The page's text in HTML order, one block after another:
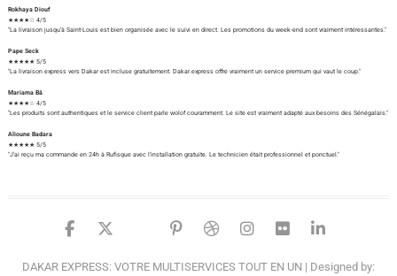
Rokhaya Diouf
★★★★☆ 4/5
"La livraison jusqu'à Saint-Louis est bien organisée avec le suivi en direct. Les promotions du week-end sont vraiment intéressantes."
Pape Seck
★★★★★ 5/5
"La livraison express vers Dakar est incluse gratuitement. Dakar.express offre vraiment un service premium qui vaut le coup."
Mariama Bâ
★★★★☆ 4/5
"Les produits sont authentiques et le service client parle wolof couramment. Le site est vraiment adapté aux besoins des Sénégalais."
Alioune Badara
★★★★★ 5/5
"J'ai reçu ma commande en 24h à Rufisque avec l'installation gratuite. Le technicien était professionnel et ponctuel."
facebook
twitter
google
pinterest
dribbble
instagram
flickr
DAKAR EXPRESS: VOTRE MULTISERVICES TOUT EN UN | Designed by: